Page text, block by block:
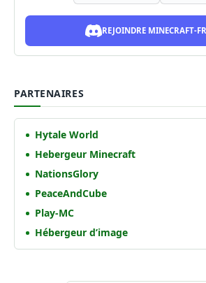
REJOINDRE MINECRAFT-
PARTENAIRES
Hytale World
Hebergeur Minecraft
NationsGlory
PeaceAndCube
Play-MC
Hébergeur d’image